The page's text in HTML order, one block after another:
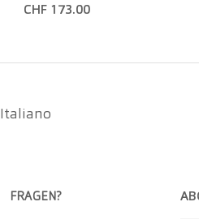
CHF 173.00
Italiano
FRAGEN?